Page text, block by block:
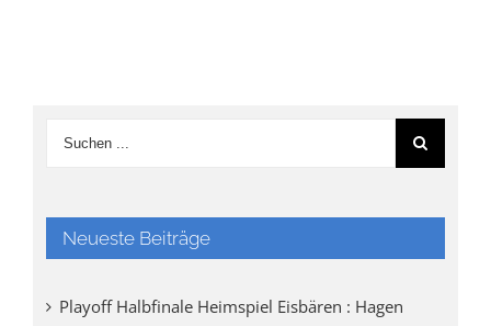
Neueste Beiträge
Playoff Halbfinale Heimspiel Eisbären : Hagen